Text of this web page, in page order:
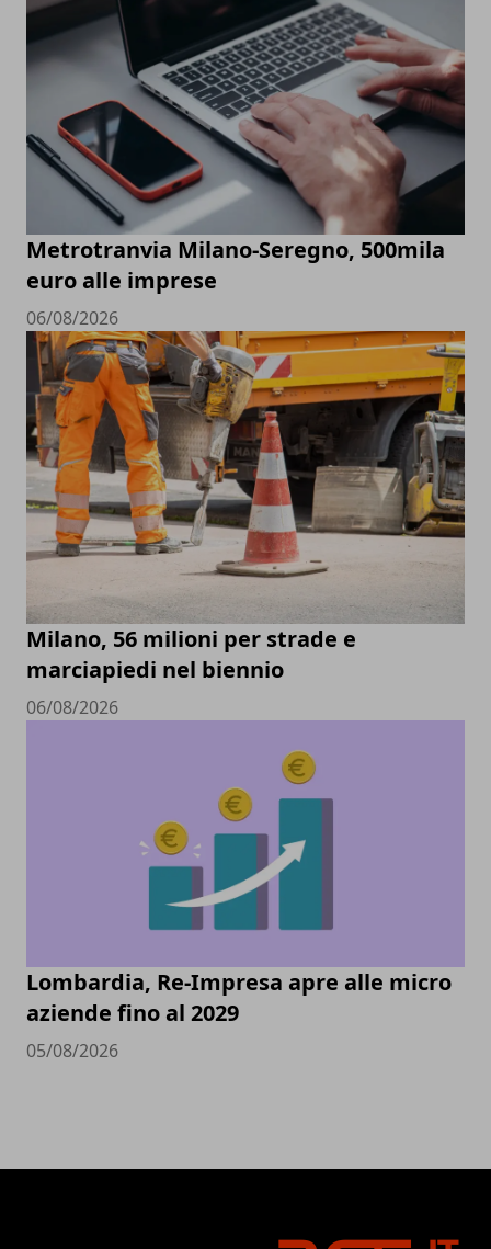
Metrotranvia Milano-Seregno, 500mila
euro alle imprese
06/08/2026
Milano, 56 milioni per strade e
marciapiedi nel biennio
06/08/2026
Lombardia, Re-Impresa apre alle micro
aziende fino al 2029
05/08/2026